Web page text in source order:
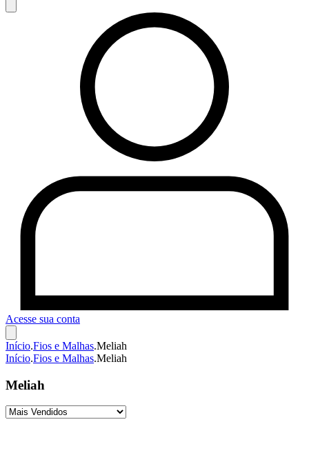
Acesse sua conta
Início.Fios e Malhas.Meliah
Início.Fios e Malhas.Meliah
Meliah